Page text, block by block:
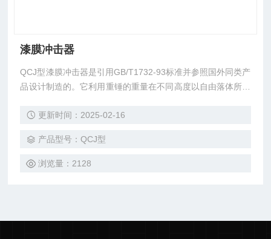
漆膜冲击器
QCJ型漆膜冲击器是引用GB/T1732-93标准并参照国外同类产
品设计制造的。它利用重锤的重量在不同高度以自由落体所产
便，安全可靠便于在实验室及施工现场做试验。
更新时间：2025-02-16
产品型号：QCJ型
浏览量：2128